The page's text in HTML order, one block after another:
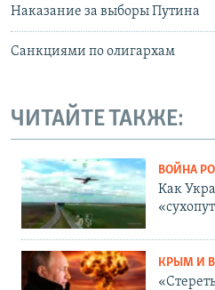
Наказание за выборы Путина
Санкциями по олигархам
ЧИТАЙТЕ ТАКЖЕ:
ВОЙНА
Как
КРЫМ И